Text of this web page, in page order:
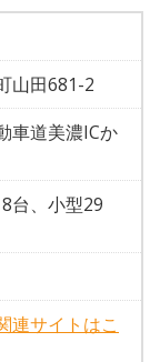
山田681-2
車道美濃ICか
台、小型29
連サイトはこ